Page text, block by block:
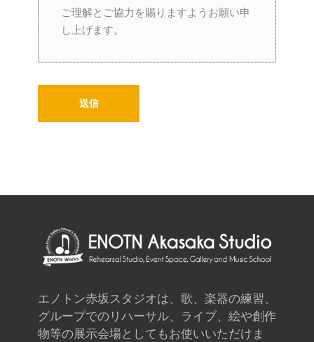
ご理解とご協力を賜りますようお願い申
し上げます。
エノトン赤坂スタジオは、歌、楽器の練習、
グループでのリハーサル、ライブ、絵や創作
物等の展示会場としてもお使いいただけま